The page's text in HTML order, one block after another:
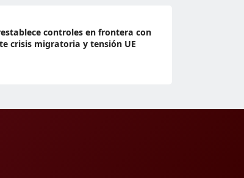
controles en frontera con
crisis migratoria y tensión UE